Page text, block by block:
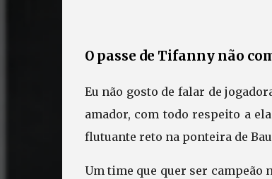
O passe de Tifanny não
Eu não gosto de falar de
amador, com todo respeito a
flutuante reto na ponteira de
Um time que quer ser campeão